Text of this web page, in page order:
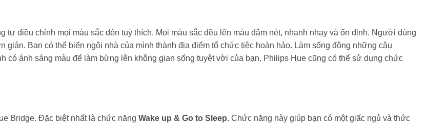
điều chỉnh mọi màu sắc đèn tuỳ thích. Mọi màu sắc đều lên màu đậm nét, nhanh nhạy và ổn định. Người dùng
giản. Bạn có thể biến ngôi nhà của mình thành địa điểm tổ chức tiệc hoàn hảo. Làm sống động những câu
ánh sáng màu để làm bừng lên không gian sống tuyệt vời của bạn. Philips Hue cũng có thể sử dụng chức
Bridge. Đặc biệt nhất là chức năng Wake up & Go to Sleep. Chức năng này giúp bạn có một giấc ngủ và thức